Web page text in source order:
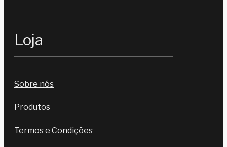
Loja
Sobre nós
Produtos
Termos e Condições